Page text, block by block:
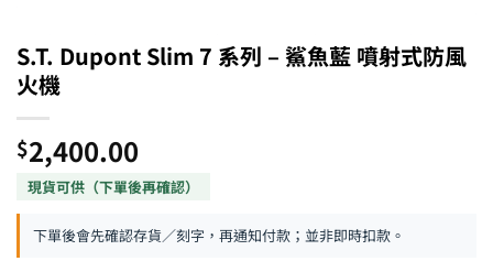
S.T. Dupont Slim 7 系列 – 鯊魚藍 噴射式防風
火機
$2,400.00
下單後會先確認存貨／刻字，再通知付款；並非即時扣款。